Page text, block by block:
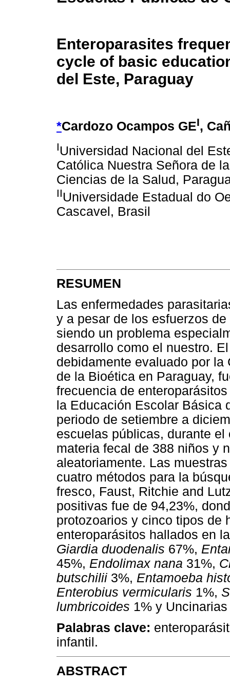
Enteroparasites
cycle of basic
del Este, Paraguay
*Cardozo Ocampos GEI,
IUniversidad Nacional del
Católica Nuestra Señora de
Ciencias de la Salud,
IIUniversidade Estadual do
Cascavel, Brasil
RESUMEN
Las enfermedades
y a pesar de los esfuerzos
siendo un problema
desarrollo como el nuestro.
debidamente evaluado por
de la Bioética en Paraguay,
frecuencia de
la Educación Escolar Básica
periodo de setiembre a
escuelas públicas, durante
materia fecal de 388 niños y
aleatoriamente. Las
cuatro métodos para la
fresco, Faust, Ritchie and
positivas fue de 94,23%,
protozoarios y cinco tipos de
enteroparásitos hallados en
Giardia duodenalis 67%,
45%, Endolimax nana 31%,
butschilii 3%, Entamoeba
Enterobius vermicularis 1%,
lumbricoides 1% y
Palabras clave:
infantil.
ABSTRACT